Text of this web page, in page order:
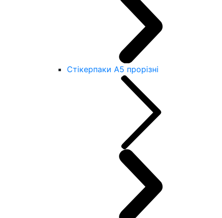
Стікерпаки А5 прорізні